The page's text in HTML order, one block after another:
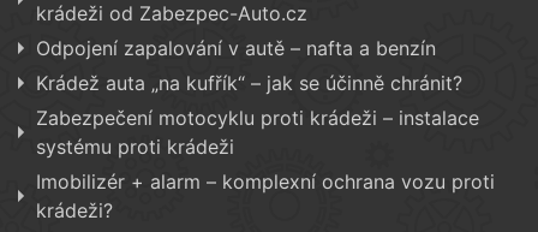
krádeži od Zabezpec-Auto.cz
Odpojení zapalování v autě – nafta a benzín
Krádež auta „na kufřík“ – jak se účinně chránit?
Zabezpečení motocyklu proti krádeži – instalace
systému proti krádeži
Imobilizér + alarm – komplexní ochrana vozu proti
krádeži?